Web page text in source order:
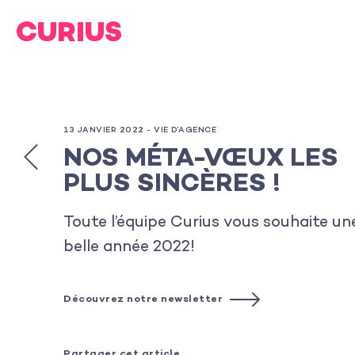
13 JANVIER 2022 - VIE D’AGENCE
NOS MÉTA-VŒUX LES
PLUS SINCÈRES !
Toute l’équipe Curius vous souhaite
belle année 2022!
Découvrez notre newsletter